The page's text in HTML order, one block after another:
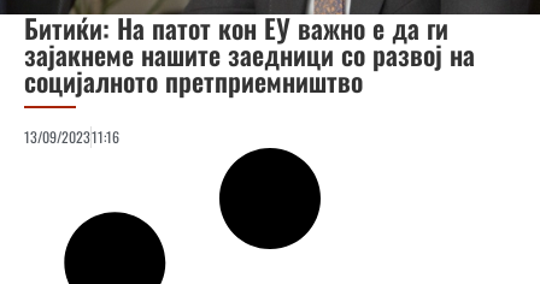
Битиќи: На патот кон ЕУ важно е да ги
зајакнеме нашите заедници со развој на
социјалното претприемништво
13/09/202311:16